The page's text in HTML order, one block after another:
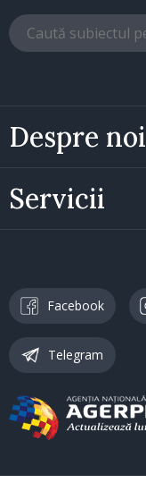
Despre noi
Servicii
Facebook
Telegram